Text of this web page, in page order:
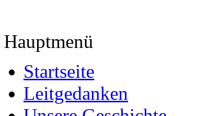
Hauptmenü
Startseite
Leitgedanken